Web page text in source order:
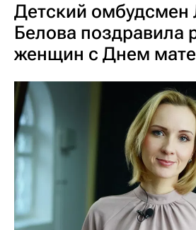
Детский омбудсмен
Белова поздравила
женщин с Днем